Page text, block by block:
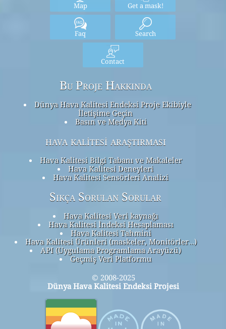
Map Get a mask!
Faq Search
Contact
Bu Proje Hakkında
Dünya Hava Kalitesi Endeksi Proje Ekibiyle
İletişime Geçin
Basın ve Medya Kiti
hava kalitesi araştırması
Hava Kalitesi Bilgi Tabanı ve Makaleler
Hava Kalitesi Deneyleri
Hava Kalitesi Sensörleri Analizi
Sıkça Sorulan Sorular
Hava Kalitesi Veri kaynağı
Hava Kalitesi İndeksi Hesaplaması
Hava Kalitesi Tahmini
Hava Kalitesi Ürünleri (maskeler, Monitörler…)
API (Uygulama Programlama Arayüzü)
Geçmiş Veri Platformu
© 2008-2025
Dünya Hava Kalitesi Endeksi Projesi